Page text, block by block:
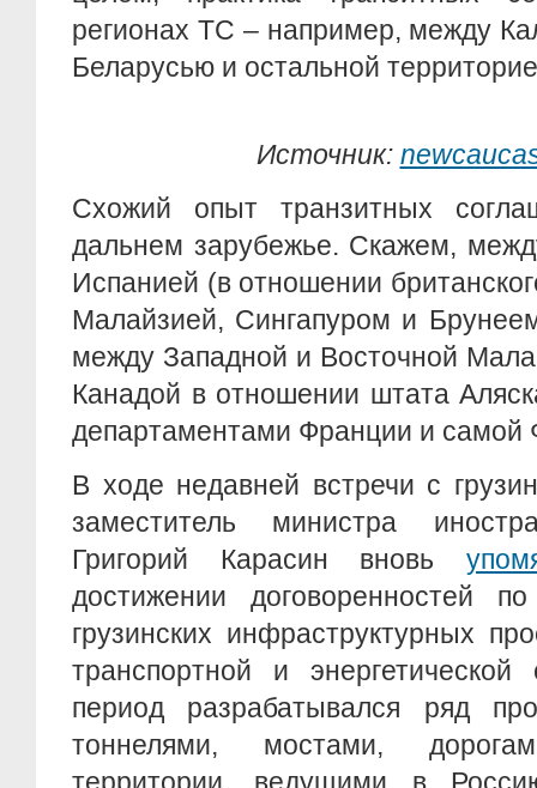
регионах ТС – например, между
Беларусью и остальной
Источник:
Схожий опыт транзитных
дальнем зарубежье. Скажем,
Испанией (в отношении
Малайзией, Сингапуром и
между Западной и Восточной
Канадой в отношении штата
департаментами Франции и самой
В ходе недавней встречи с
заместитель министра
Григорий Карасин вновь
достижении договоренностей
грузинских инфраструктурных
транспортной и
период разрабатывался ряд
тоннелями, мостами,